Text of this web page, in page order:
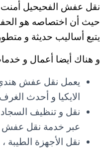
نقل عفش الفحيحيل أمنت
حيث أن اختصاصه هو
يتبع أساليب حديثة و
و هناك أيضا أعمال و
يعمل نقل عفش هندي
الايكيا و أحدث
نقل و تنظيف
عبر خدمة نقل عفش
نقل الأجهزة الطيبة